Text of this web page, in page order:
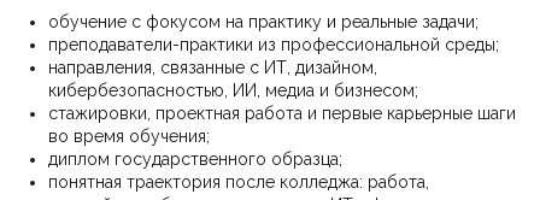
обучение с фокусом на практику и реальные задачи;
преподаватели-практики из профессиональной среды;
направления, связанные с ИТ, дизайном,
кибербезопасностью, ИИ, медиа и бизнесом;
стажировки, проектная работа и первые карьерные шаги
во время обучения;
диплом государственного образца;
понятная траектория после колледжа: работа,